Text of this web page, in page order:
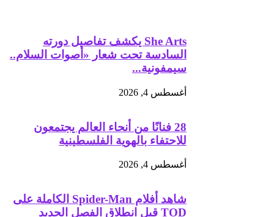
She Arts يكشف تفاصيل دورته
السادسة تحت شعار «أصوات السلام..
سيمفونية...
أغسطس 4, 2026
28 فنانًا من أنحاء العالم يجتمعون
للاحتفاء بالهوية الفلسطينية
أغسطس 4, 2026
شاهد أفلام Spider-Man الكاملة على
TOD قبل انطلاق الفصل الجديد